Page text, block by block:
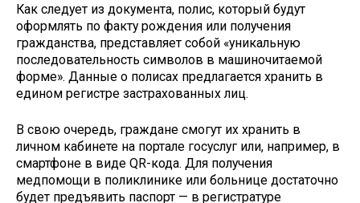
Как следует из документа, полис, который будут
оформлять по факту рождения или получения
гражданства, представляет собой «уникальную
последовательность символов в машиночитаемой
форме». Данные о полисах предлагается хранить в
едином регистре застрахованных лиц.
В свою очередь, граждане смогут их хранить в
личном кабинете на портале госуслуг или, например, в
смартфоне в виде QR-кода. Для получения
медпомощи в поликлинике или больнице достаточно
будет предъявить паспорт — в регистратуре